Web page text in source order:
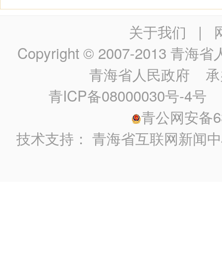
关于我们 |
Copyright © 2007-2013 青海省
青海省人民政府 承
青ICP备08000030号-4号
青公网安备
技术支持：青海省互联网新闻